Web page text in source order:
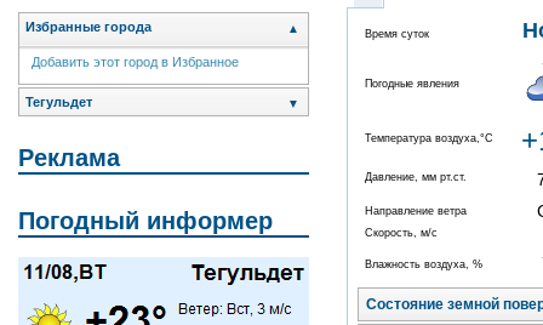
Избранные города ▲
Добавить этот город в Избранное
Тегульдет ▼
Реклама
Погодный информер
Время суток
Погодные явления
Температура воздуха,°C
Давление, мм рт.ст.
Направление ветра
Скорость, м/с
Влажность воздуха, %
Состояние земной